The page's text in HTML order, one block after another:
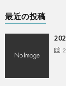
最近の投稿